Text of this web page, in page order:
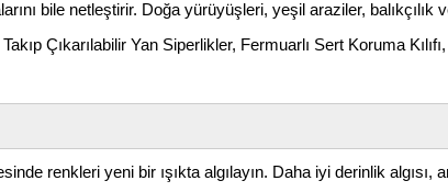
bile netleştirir. Doğa yürüyüşleri, yeşil araziler,
Çıkarılabilir Yan Siperlikler, Fermuarlı Sert Koruma
renkleri yeni bir ışıkta algılayın. Daha iyi derinlik algısı,